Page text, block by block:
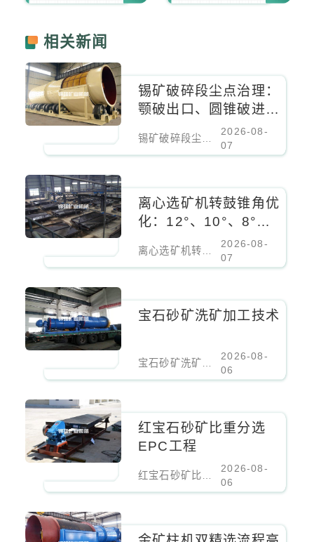
相关新闻
锡矿破碎段尘点治理：
颚破出口、圆锥破进料
口、振动筛密闭负压除
尘
2026-08-
07
离心选矿机转鼓锥角优
化：12°、10°、8°对
细粒锡石回收率的影响
2026-08-
07
宝石砂矿洗矿加工技术
2026-08-
06
红宝石砂矿比重分选
EPC工程
2026-08-
06